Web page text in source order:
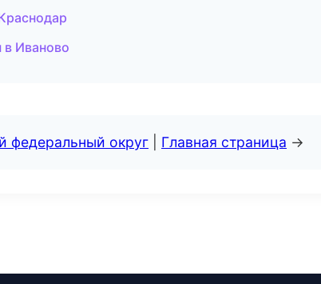
Иваново
федеральный округ Главная страница →